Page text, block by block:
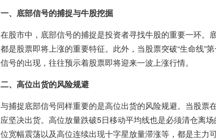
一、底部信号的捕捉与牛股挖掘
在股市中，底部信号的捕捉是投资者寻找牛股的重要一环。
都是股票即将上涨的重要特征。此外，当股票突破“生命线”
信号的出现，往往预示着股票即将迎来一波上涨行情。
二、高位出货的风险规避
与捕捉底部信号同样重要的是高位出货的风险规避。当股票
应坚决出货。高位放量跌破5日移动平均线也是必须清仓离
位宽幅震荡以及高位连续出现十字星放量滞涨等，都是主力